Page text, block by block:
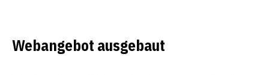
Webangebot ausgebaut